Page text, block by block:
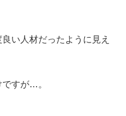
い人材だったように見え
すが…。